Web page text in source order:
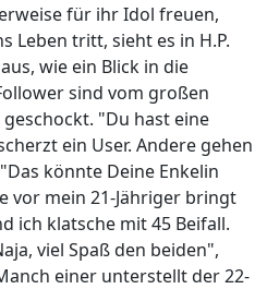
für ihr Idol freuen,
Leben tritt, sieht es in H.P.
wie ein Blick in die
sind vom großen
"Du hast eine
ein User. Andere gehen
könnte Deine Enkelin
vor mein 21-Jähriger bringt
ich klatsche mit 45 Beifall.
viel Spaß den beiden",
einer unterstellt der 22-